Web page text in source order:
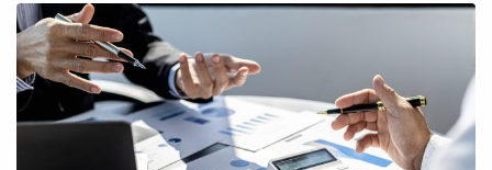
費用 Fee
アクセス Access
Case